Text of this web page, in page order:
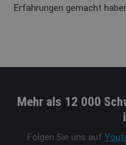
Erfahrungen gemacht
Mehr als 12 000
Folgen Sie uns auf